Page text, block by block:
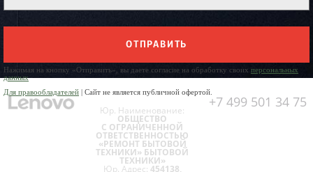
ОТПРАВИТЬ
Нажимая на кнопку «Отправить», вы даете согласие на обработку своих персональных
данных
Для правообладателей | Сайт не является публичной офертой.
+7 499 501 34 75
Юр. Наименование:
ОБЩЕСТВО
С ОГРАНИЧЕННОЙ
ОТВЕТСТВЕННОСТЬЮ
«РЕМОНТ БЫТОВОЙ
ТЕХНИКИ» БЫТОВОЙ
ТЕХНИКИ»
Юр. Адрес: 454138,